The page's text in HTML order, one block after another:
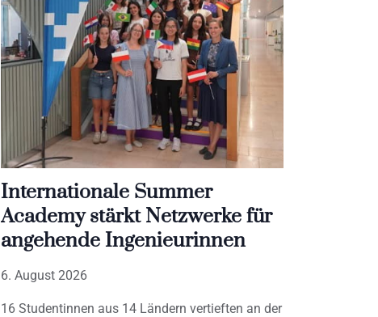
Internationale Summer
Academy stärkt Netzwerke für
angehende Ingenieurinnen
6. August 2026
16 Studentinnen aus 14 Ländern vertieften an der